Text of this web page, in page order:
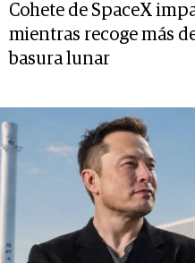
Cohete de SpaceX
mientras recoge más
basura lunar